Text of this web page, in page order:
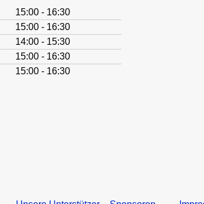
15:00 - 16:30
15:00 - 16:30
14:00 - 15:30
15:00 - 16:30
15:00 - 16:30